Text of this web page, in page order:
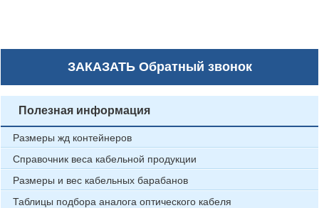
ЗАКАЗАТЬОбратный звонок
Полезная информация
Размеры жд контейнеров
Справочник веса кабельной продукции
Размеры и вес кабельных барабанов
Таблицы подбора аналога оптического кабеля